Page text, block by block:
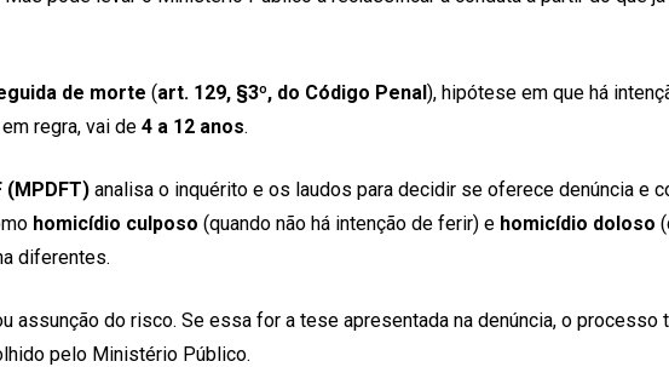
de morte (art. 129, §3º, do Código Penal), hipótese em que há
regra, vai de 4 a 12 anos.
(MPDFT) analisa o inquérito e os laudos para decidir se oferece denúncia e
homicídio culposo (quando não há intenção de ferir) e homicídio doloso
diferentes.
assunção do risco. Se essa for a tese apresentada na denúncia, o processo
pelo Ministério Público.